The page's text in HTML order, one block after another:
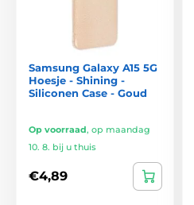
Samsung Galaxy A15 5G
Hoesje - Shining -
Siliconen Case - Goud
Op voorraad, op maandag
10. 8. bij u thuis
€4,89